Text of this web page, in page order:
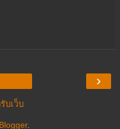
›
บเว็บ
Blogger.